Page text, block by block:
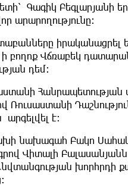
Գագիկ Բեգլարյանի
արարողությունը:
իրականացրել
ի բողոք Վճռաբեկ
դեմ:
Հանրապետության
Ռուսաստանի
է:
նախագահ Բակո
Վիտալի
խորհրդի